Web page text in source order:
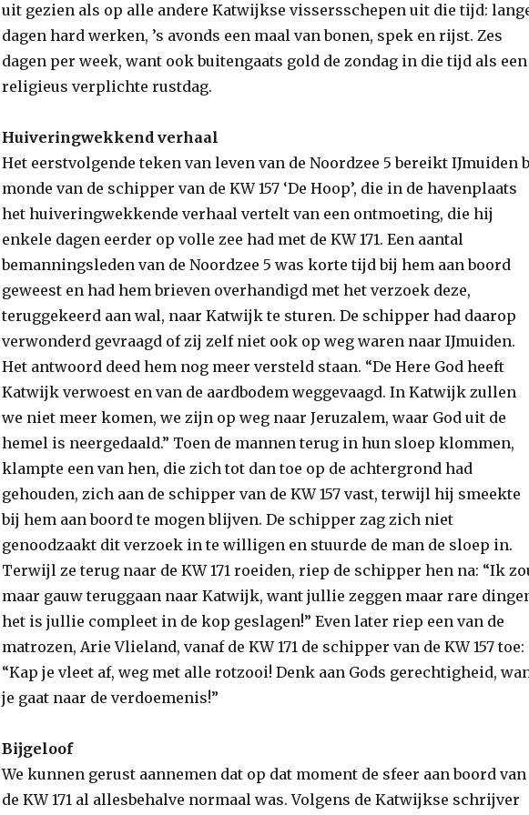
uit gezien als op alle andere Katwijkse vissersschepen uit die tijd:
dagen hard werken, ’s avonds een maal van bonen, spek en rijst. Zes
dagen per week, want ook buitengaats gold de zondag in die tijd als een
religieus verplichte rustdag.
Huiveringwekkend verhaal
Het eerstvolgende teken van leven van de Noordzee 5 bereikt IJmuiden
monde van de schipper van de KW 157 ‘De Hoop’, die in de havenplaats
het huiveringwekkende verhaal vertelt van een ontmoeting, die hij
enkele dagen eerder op volle zee had met de KW 171. Een aantal
bemanningsleden van de Noordzee 5 was korte tijd bij hem aan boord
geweest en had hem brieven overhandigd met het verzoek deze,
teruggekeerd aan wal, naar Katwijk te sturen. De schipper had daarop
verwonderd gevraagd of zij zelf niet ook op weg waren naar IJmuiden.
Het antwoord deed hem nog meer versteld staan. “De Here God heeft
Katwijk verwoest en van de aardbodem weggevaagd. In Katwijk zullen
we niet meer komen, we zijn op weg naar Jeruzalem, waar God uit de
hemel is neergedaald.” Toen de mannen terug in hun sloep klommen,
klampte een van hen, die zich tot dan toe op de achtergrond had
gehouden, zich aan de schipper van de KW 157 vast, terwijl hij smeekte
bij hem aan boord te mogen blijven. De schipper zag zich niet
genoodzaakt dit verzoek in te willigen en stuurde de man de sloep in.
Terwijl ze terug naar de KW 171 roeiden, riep de schipper hen na: “Ik
maar gauw teruggaan naar Katwijk, want jullie zeggen maar rare
het is jullie compleet in de kop geslagen!” Even later riep een van de
matrozen, Arie Vlieland, vanaf de KW 171 de schipper van de KW 157 toe:
“Kap je vleet af, weg met alle rotzooi! Denk aan Gods gerechtigheid,
je gaat naar de verdoemenis!”
Bijgeloof
We kunnen gerust aannemen dat op dat moment de sfeer aan boord van
de KW 171 al allesbehalve normaal was. Volgens de Katwijkse schrijver